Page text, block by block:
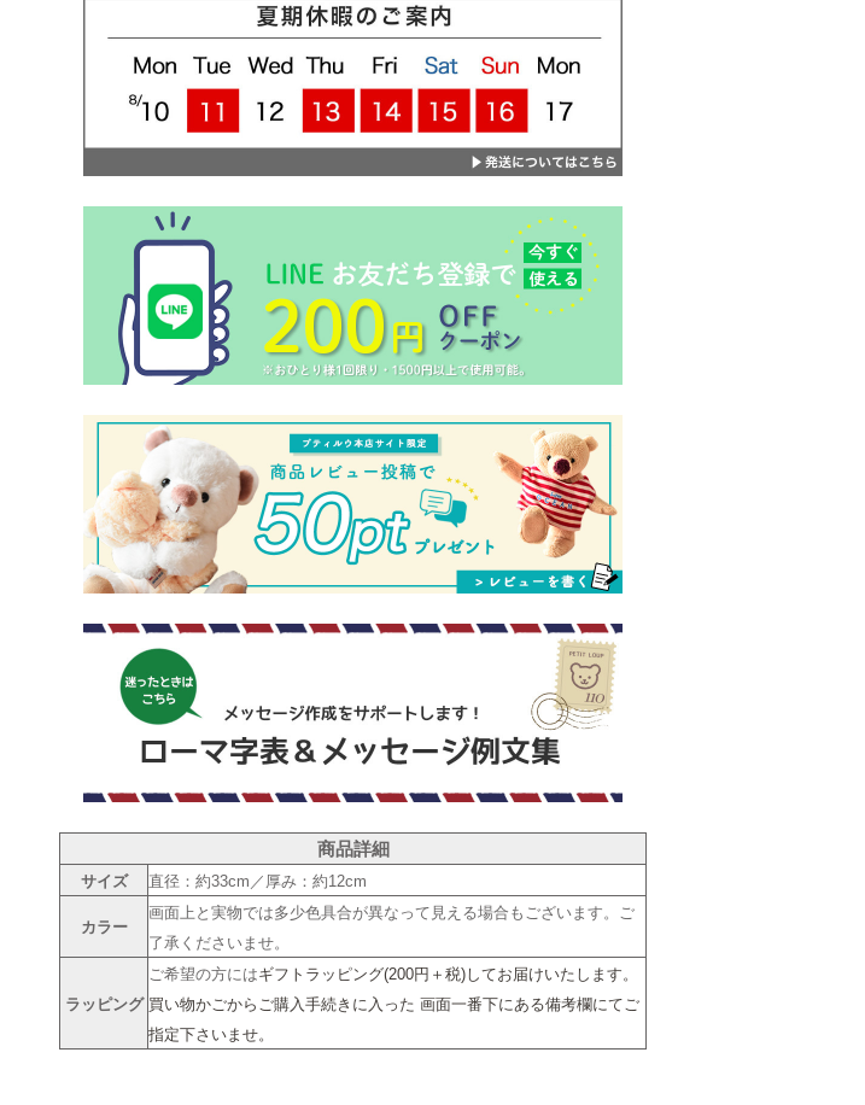
商品詳細
サイズ 直径：約33cm／厚み：約12cm
カラー
画面上と実物では多少色具合が異なって見える場合もございます。ご
了承くださいませ。
ラッピング
ご希望の方にはギフトラッピング(200円＋税)してお届けいたします。
買い物かごからご購入手続きに入った 画面一番下にある備考欄にてご
指定下さいませ。